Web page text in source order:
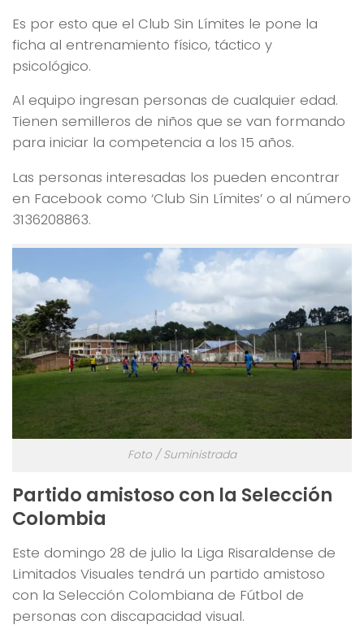
Es por esto que el Club Sin Límites le pone la
ficha al entrenamiento físico, táctico y
psicológico.
Al equipo ingresan personas de cualquier edad.
Tienen semilleros de niños que se van formando
para iniciar la competencia a los 15 años.
Las personas interesadas los pueden encontrar
en Facebook como ‘Club Sin Límites’ o al número
3136208863.
Foto / Suministrada
Partido amistoso con la Selección
Colombia
Este domingo 28 de julio la Liga Risaraldense de
Limitados Visuales tendrá un partido amistoso
con la Selección Colombiana de Fútbol de
personas con discapacidad visual.